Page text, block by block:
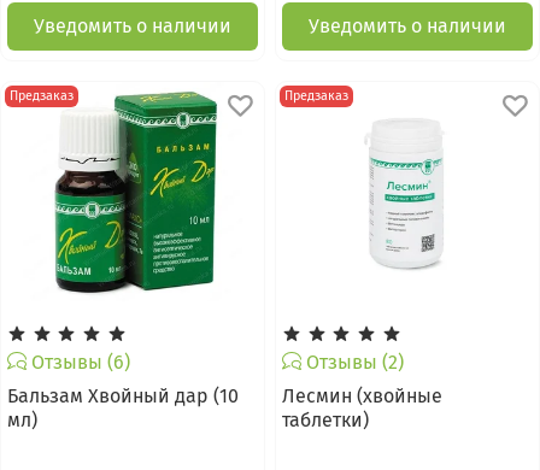
Уведомить о наличии Уведомить о наличии
Предзаказ
Отзывы (6)
Бальзам Хвойный дар (10
мл)
Предзаказ
Отзывы (2)
Лесмин (хвойные
таблетки)